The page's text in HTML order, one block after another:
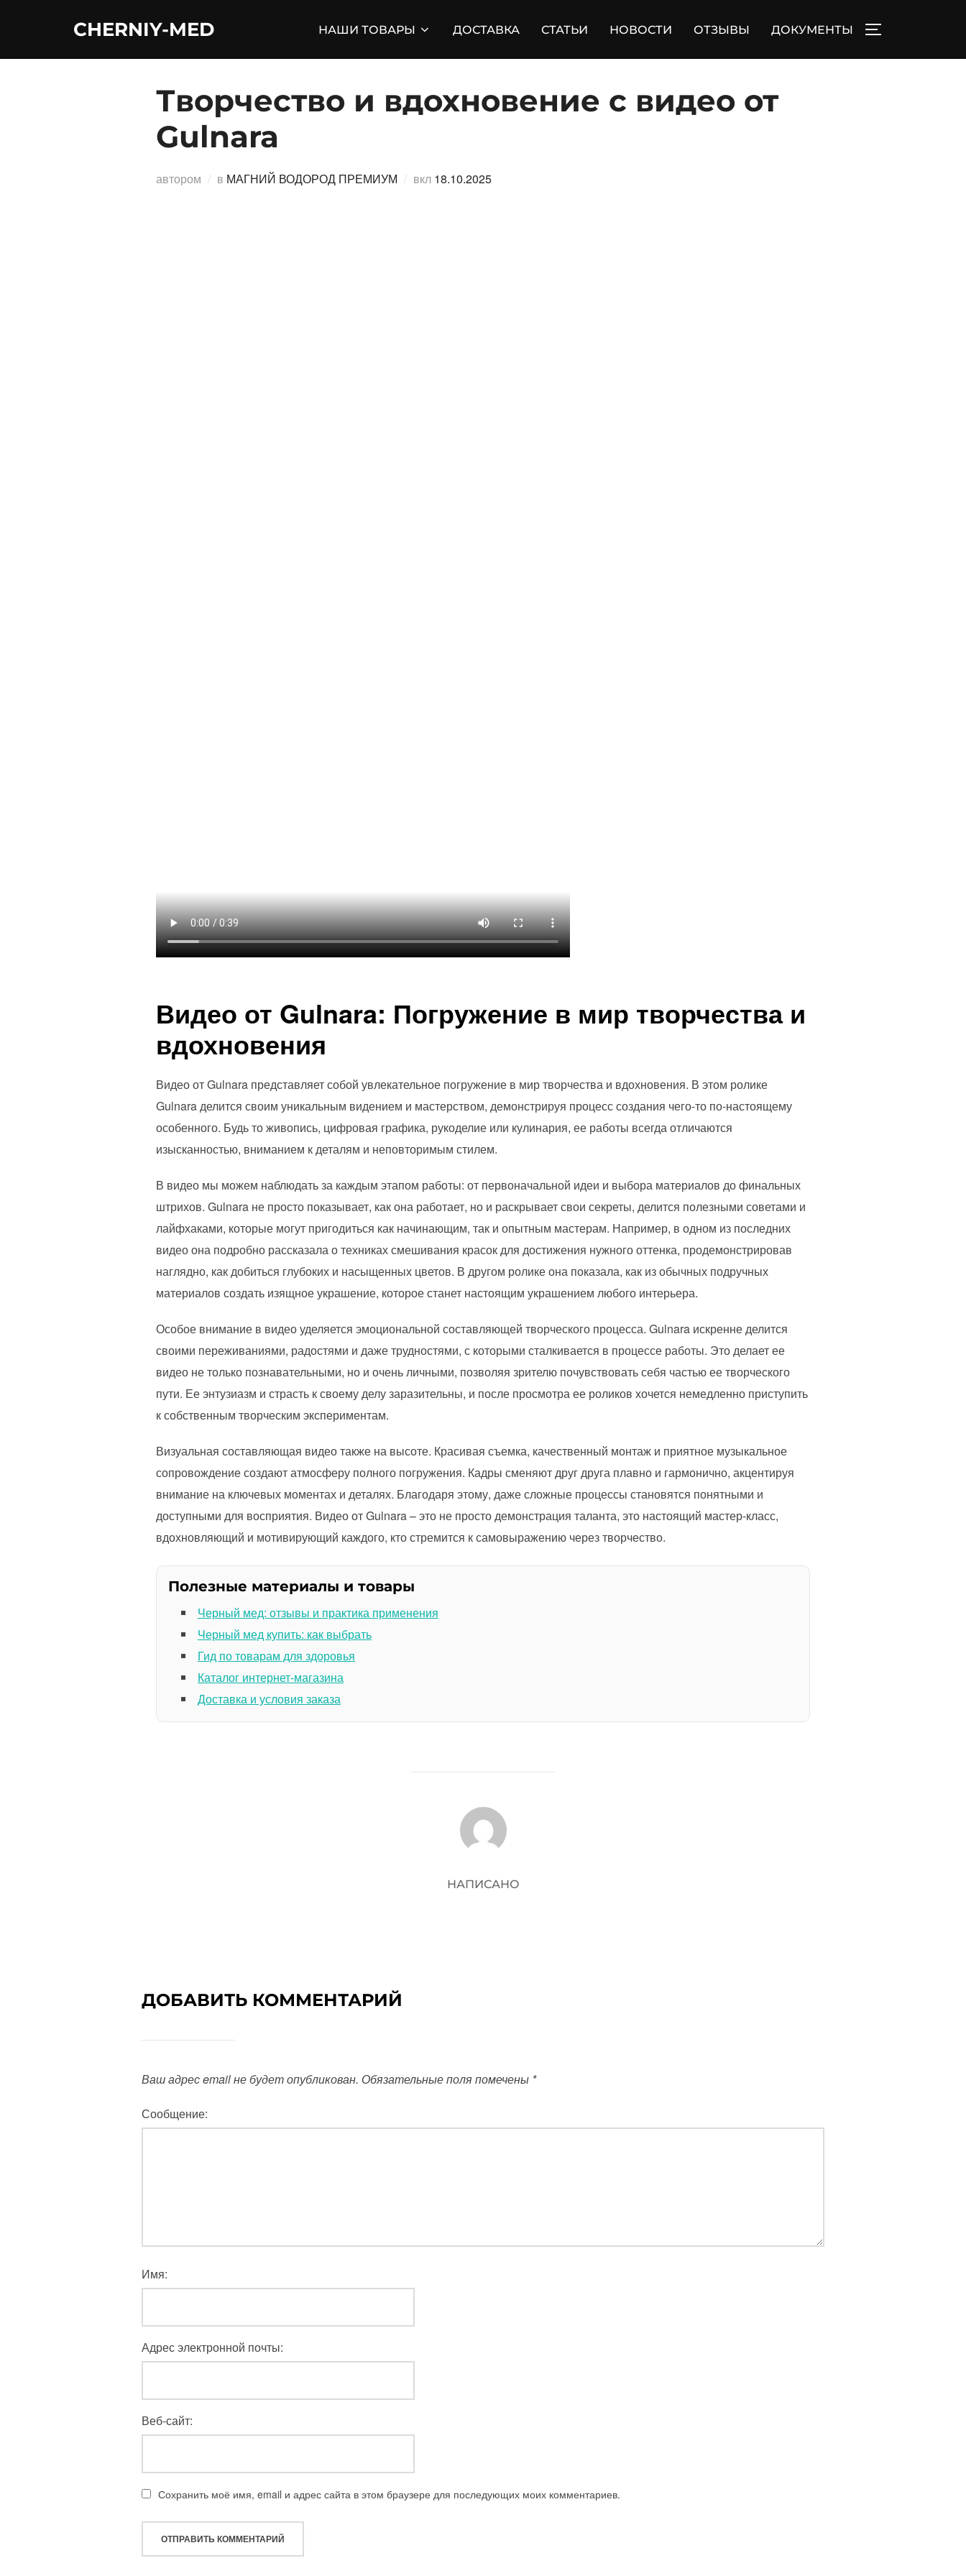
CHERNIY-MED НАШИ ТОВАРЫ ДОСТАВКА СТАТЬИ НОВОСТИ ОТЗЫВЫ ДОКУМЕНТЫ
Творчество и вдохновение с видео от
Gulnara
автором в МАГНИЙ ВОДОРОД ПРЕМИУМ вкл Опубликовано
18.10.2025
Видео от Gulnara: Погружение в мир творчества и
вдохновения
Видео от Gulnara представляет собой увлекательное погружение в мир творчества и вдохновения. В этом ролике
Gulnara делится своим уникальным видением и мастерством, демонстрируя процесс создания чего-то по-настоящему
особенного. Будь то живопись, цифровая графика, рукоделие или кулинария, ее работы всегда отличаются
изысканностью, вниманием к деталям и неповторимым стилем.
В видео мы можем наблюдать за каждым этапом работы: от первоначальной идеи и выбора материалов до финальных
штрихов. Gulnara не просто показывает, как она работает, но и раскрывает свои секреты, делится полезными советами и
лайфхаками, которые могут пригодиться как начинающим, так и опытным мастерам. Например, в одном из последних
видео она подробно рассказала о техниках смешивания красок для достижения нужного оттенка, продемонстрировав
наглядно, как добиться глубоких и насыщенных цветов. В другом ролике она показала, как из обычных подручных
материалов создать изящное украшение, которое станет настоящим украшением любого интерьера.
Особое внимание в видео уделяется эмоциональной составляющей творческого процесса. Gulnara искренне делится
своими переживаниями, радостями и даже трудностями, с которыми сталкивается в процессе работы. Это делает ее
видео не только познавательными, но и очень личными, позволяя зрителю почувствовать себя частью ее творческого
пути. Ее энтузиазм и страсть к своему делу заразительны, и после просмотра ее роликов хочется немедленно приступить
к собственным творческим экспериментам.
Визуальная составляющая видео также на высоте. Красивая съемка, качественный монтаж и приятное музыкальное
сопровождение создают атмосферу полного погружения. Кадры сменяют друг друга плавно и гармонично, акцентируя
внимание на ключевых моментах и деталях. Благодаря этому, даже сложные процессы становятся понятными и
доступными для восприятия. Видео от Gulnara – это не просто демонстрация таланта, это настоящий мастер-класс,
вдохновляющий и мотивирующий каждого, кто стремится к самовыражению через творчество.
Полезные материалы и товары
Черный мед: отзывы и практика применения
Черный мед купить: как выбрать
Гид по товарам для здоровья
Каталог интернет-магазина
Доставка и условия заказа
АВТОР ЗАПИСИ
НАПИСАНО
ДОБАВИТЬ КОММЕНТАРИЙ
Ваш адрес email не будет опубликован. Обязательные поля помечены *
Сообщение:
Имя:
Адрес электронной почты:
Веб-сайт:
Сохранить моё имя, email и адрес сайта в этом браузере для последующих моих комментариев.